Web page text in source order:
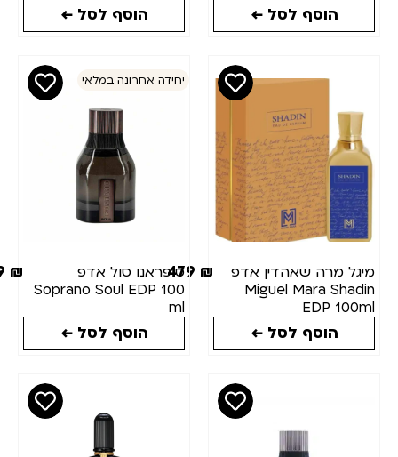
הוסף לסל ← הוסף לסל ←
מרה שאהדין אדפ
Miguel Mara
EDP
479₪
הוסף לסל ←
יחידה אחרונה במלאי
סופראנו סול אדפ
Soprano Soul EDP 100
הוסף לסל ←